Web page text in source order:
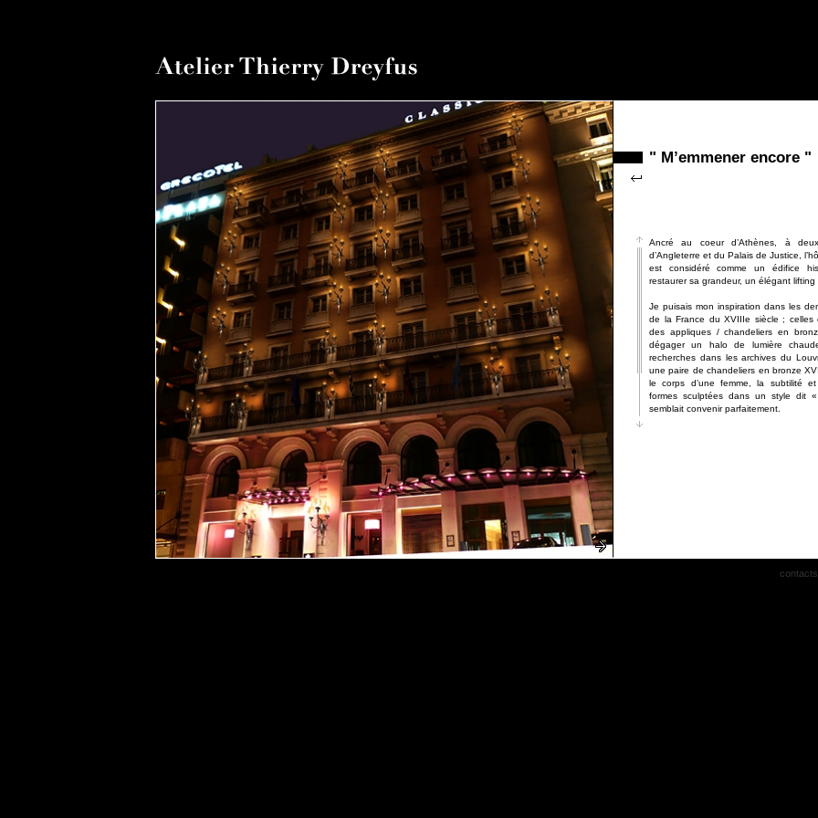
" M’emmener encore "
Ancré au coeur d’Athènes, à
d’Angleterre et du Palais de Justice,
est considéré comme un édifice
restaurer sa grandeur, un élégant lifting
Je puisais mon inspiration dans les
de la France du XVIIIe siècle ; celles
des appliques / chandeliers en
dégager un halo de lumière
recherches dans les archives du
une paire de chandeliers en bronze
le corps d’une femme, la subtilité
formes sculptées dans un style dit
semblait convenir parfaitement.
contacts